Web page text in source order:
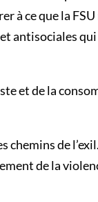
à ce que la
antisociales qui
et de la
chemins de
de la